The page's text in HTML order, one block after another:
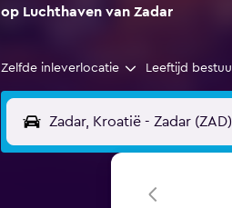
op Luchthaven van Zadar
Zelfde inleverlocatie Leeftijd